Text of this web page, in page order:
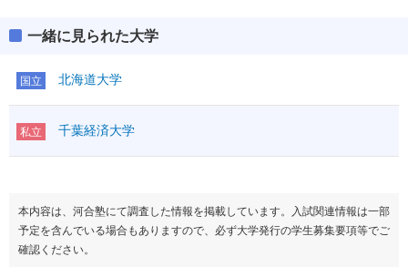
一緒に見られた大学
国立 北海道大学
私立 千葉経済大学
本内容は、河合塾にて調査した情報を掲載しています。入試関連情報は一部
予定を含んでいる場合もありますので、必ず大学発行の学生募集要項等でご
確認ください。